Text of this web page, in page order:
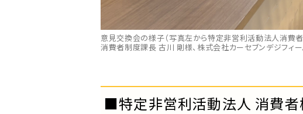
意見交換会の様子（写真左から特定非営利活動法人消費
消費者制度課長 古川 剛様、株式会社カーセブンデジフィ
■特定非営利活動法人 消費者